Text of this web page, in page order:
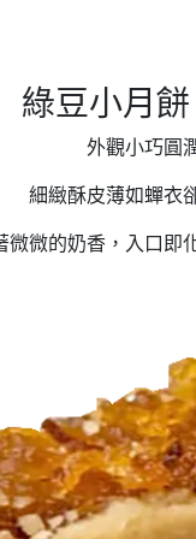
綠豆小月
外觀小巧圓
細緻酥皮薄如蟬衣
微微的奶香，入口即